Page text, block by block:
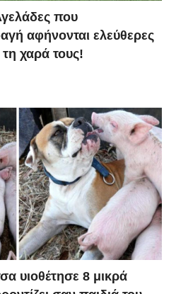
που
αφήνονται ελεύθερες
χαρά τους!
υιοθέτησε 8 μικρά